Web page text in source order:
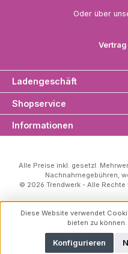
Oder über
Ladengeschäft
Shopservice
Informationen
Alle Preise inkl. gesetzl.
Nachnahmegebühren,
© 2026 Trendwerk - Alle
Diese Website verwendet
bieten zu können.
Konfigurieren